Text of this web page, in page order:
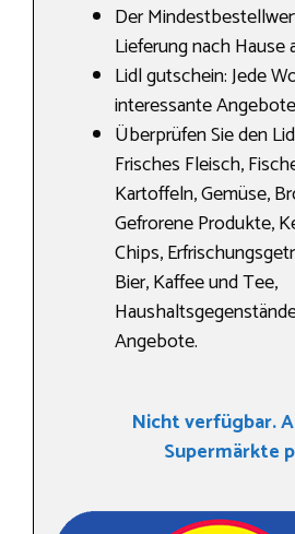
Der
Lieferung nach Hause
Lidl gutschein: Jede
interessante
Überprüfen Sie den
Frisches Fleisch,
Kartoffeln, Gemüse,
Gefrorene Produkte,
Chips,
Bier, Kaffee und Tee,
Angebote.
Nicht verfügbar.
Supermärkte